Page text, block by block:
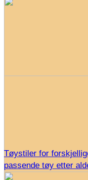
Tøystiler for
passende tøy etter